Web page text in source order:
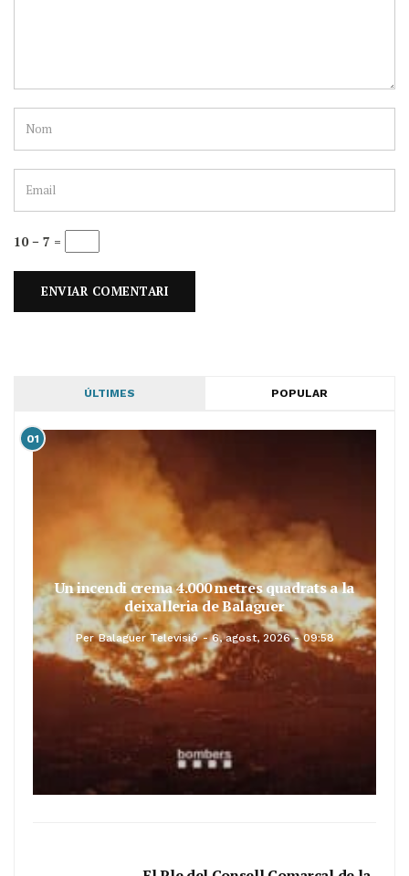
10 − 7 =
ÚLTIMES POPULAR
01
Un incendi crema 4.000 metres quadrats a la
deixalleria de Balaguer
Per Balaguer Televisió 6, agost, 2026 - 09:58